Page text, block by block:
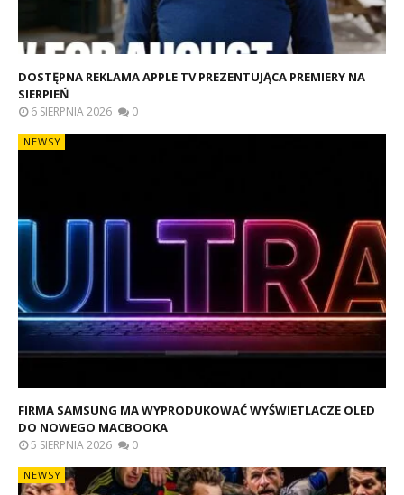
DOSTĘPNA REKLAMA APPLE TV PREZENTUJĄCA PREMIERY NA
SIERPIEŃ
6 SIERPNIA 2026 0
NEWSY
FIRMA SAMSUNG MA WYPRODUKOWAĆ WYŚWIETLACZE OLED
DO NOWEGO MACBOOKA
5 SIERPNIA 2026 0
NEWSY